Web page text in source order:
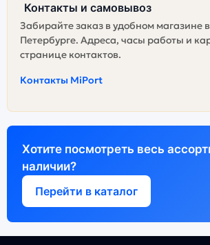
Контакты и самовывоз
Забирайте заказ в удобном магазине
Петербурге. Адреса, часы работы и
странице контактов.
Контакты MiPort
Хотите посмотреть весь
наличии?
Перейти в каталог